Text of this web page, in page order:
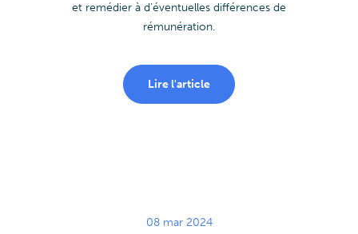
et remédier à d’éventuelles différences de
rémunération.
Lire l'article
08 mar 2024